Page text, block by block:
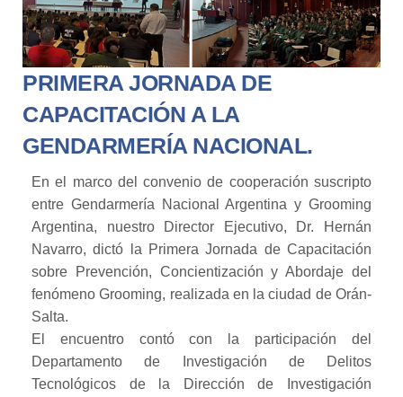
PRIMERA JORNADA DE
CAPACITACIÓN A LA
GENDARMERÍA NACIONAL.
En el marco del convenio de cooperación suscripto
entre Gendarmería Nacional Argentina y Grooming
Argentina, nuestro Director Ejecutivo, Dr. Hernán
Navarro, dictó la Primera Jornada de Capacitación
sobre Prevención, Concientización y Abordaje del
fenómeno Grooming, realizada en la ciudad de Orán-
Salta.
El encuentro contó con la participación del
Departamento de Investigación de Delitos
Tecnológicos de la Dirección de Investigación